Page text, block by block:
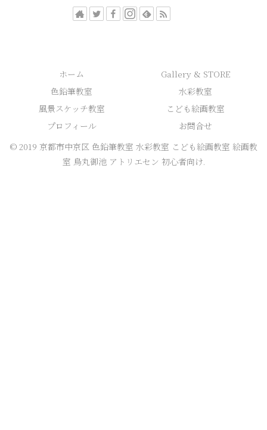
ホーム
Gallery & STORE
色鉛筆教室
水彩教室
風景スケッチ教室
こども絵画教室
プロフィール
お問合せ
© 2019 京都市中京区 色鉛筆教室 水彩教室 こども絵画教室 絵画教
室 烏丸御池 アトリエセン 初心者向け.